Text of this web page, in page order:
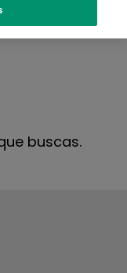
buscas.